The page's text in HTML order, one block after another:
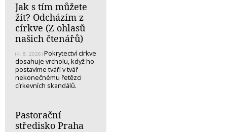
Jak s tím můžete
žít? Odcházím z
církve (Z ohlasů
našich čtenářů)
(4. 8. 2026) Pokrytectví církve
dosahuje vrcholu, když ho
postavíme tváří v tvář
nekonečnému řetězci
církevních skandálů.
Pastorační
středisko Praha